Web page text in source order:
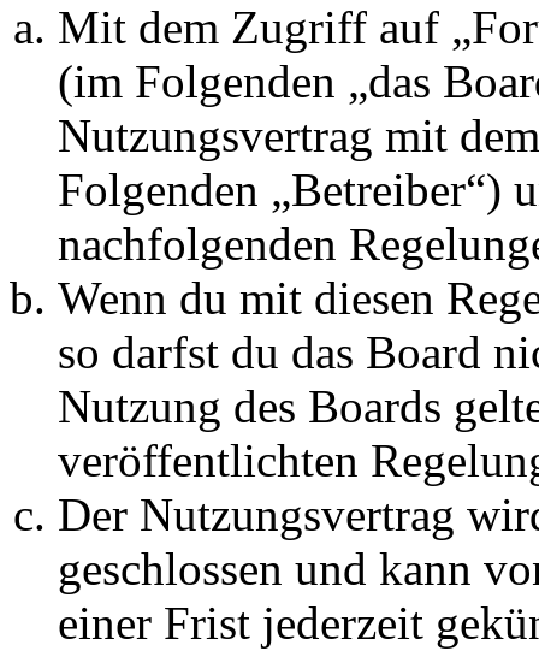
Mit dem Zugriff auf
(im Folgenden „das
Nutzungsvertrag mit
Folgenden „Betreiber“)
nachfolgenden
Wenn du mit diesen
so darfst du das Board
Nutzung des Boards
veröffentlichten
Der Nutzungsvertrag
geschlossen und kann
einer Frist jederzeit